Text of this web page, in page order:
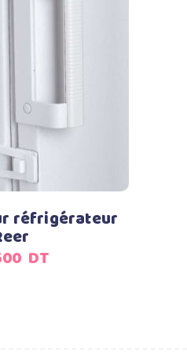
au panier
réfrigérateur
DT